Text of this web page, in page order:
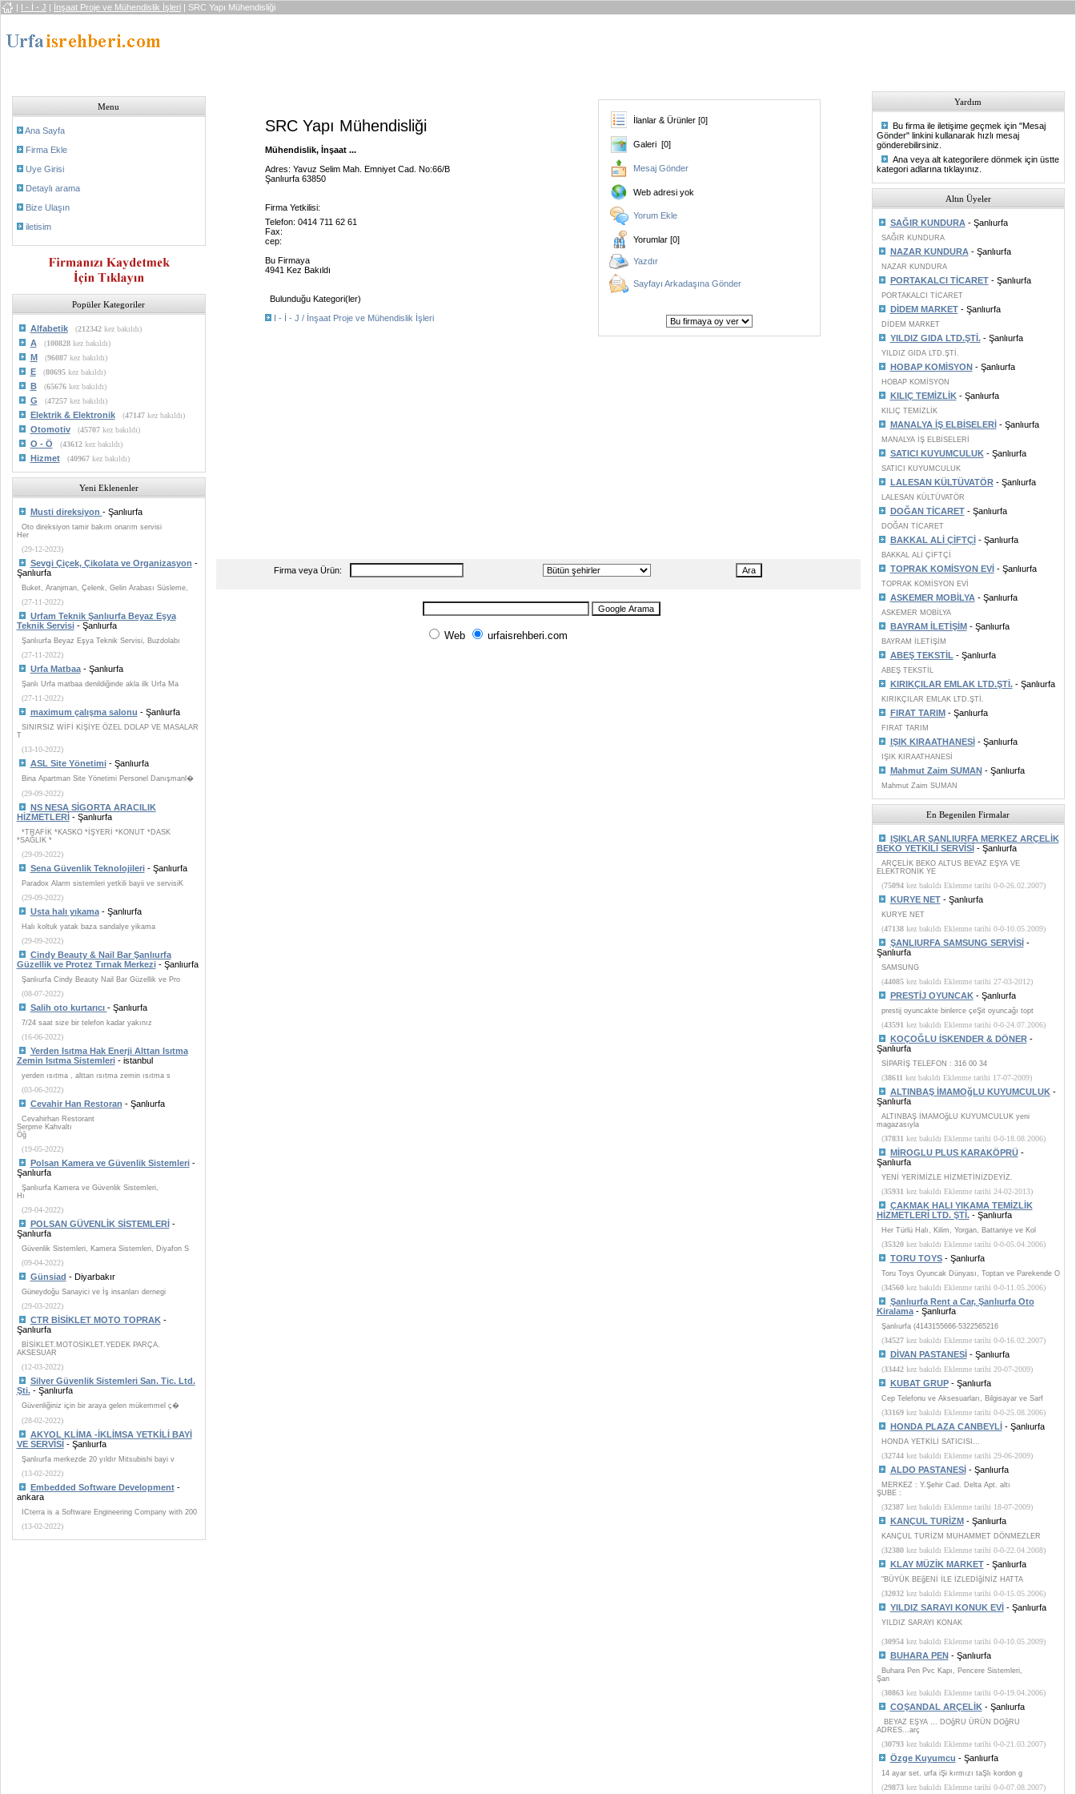
| I - İ - J | İnşaat Proje ve Mühendislik İşleri | SRC Yapı Mühendisliği
Menu
Ana Sayfa
Firma Ekle
Uye Girisi
Detaylı arama
Bize Ulaşın
iletisim
Popüler Kategoriler
Alfabetik (212342kez bakıldı)
A (100828kez bakıldı)
M (96087kez bakıldı)
E (80695kez bakıldı)
B (65676kez bakıldı)
G (47257kez bakıldı)
Elektrik & Elektronik (47147kez bakıldı)
Otomotiv (45707kez bakıldı)
O - Ö (43612kez bakıldı)
Hizmet (40967kez bakıldı)
Yeni Eklenenler
Musti direksiyon - Şanlıurfa
Oto direksiyon tamir bakım onarım servisi
Her
(29-12-2023)
Sevgi Çiçek, Çikolata ve Organizasyon -
Şanlıurfa
Buket, Aranjman, Çelenk, Gelin Arabası Süsleme,
(27-11-2022)
Urfam Teknik Şanlıurfa Beyaz Eşya
Teknik Servisi- Şanlıurfa
Şanlıurfa Beyaz Eşya Teknik Servisi, Buzdolabı
(27-11-2022)
Urfa Matbaa- Şanlıurfa
Şanlı Urfa matbaa denildiğinde akla ilk Urfa Ma
(27-11-2022)
maximum çalışma salonu - Şanlıurfa
SINIRSIZ WİFİ KİŞİYE ÖZEL DOLAP VE MASALAR
T
(13-10-2022)
ASL Site Yönetimi- Şanlıurfa
Bina Apartman Site Yönetimi Personel Danışmanl�
(29-09-2022)
NS NESA SİGORTA ARACILIK
HİZMETLERİ- Şanlıurfa
*TRAFİK *KASKO *İŞYERİ *KONUT *DASK
*SAĞLIK *
(29-09-2022)
Sena Güvenlik Teknolojileri- Şanlıurfa
Paradox Alarm sistemleri yetkili bayii ve servisiK
(29-09-2022)
Usta halı yıkama- Şanlıurfa
Halı koltuk yatak baza sandalye yikama
(29-09-2022)
Cindy Beauty & Nail Bar Şanlıurfa
Güzellik ve Protez Tırnak Merkezi- Şanlıurfa
Şanlıurfa Cindy Beauty Nail Bar Güzellik ve Pro
(08-07-2022)
Salih oto kurtarıcı - Şanlıurfa
7/24 saat size bir telefon kadar yakınız
(16-06-2022)
Yerden Isıtma Hak Enerji Alttan Isıtma
Zemin Isıtma Sistemleri- istanbul
yerden ısıtma , alttan ısıtma zemin ısıtma s
(03-06-2022)
Cevahir Han Restoran - Şanlıurfa
Cevahirhan Restorant
Serpme Kahvaltı
Öğ
(19-05-2022)
Polsan Kamera ve Güvenlik Sistemleri-
Şanlıurfa
Şanlıurfa Kamera ve Güvenlik Sistemleri,
Hı
(29-04-2022)
POLSAN GÜVENLİK SİSTEMLERİ-
Şanlıurfa
Güvenlik Sistemleri, Kamera Sistemleri, Diyafon S
(09-04-2022)
Günsiad - Diyarbakır
Güneydoğu Sanayici ve İş insanları dernegi
(29-03-2022)
CTR BİSİKLET MOTO TOPRAK-
Şanlıurfa
BİSİKLET.MOTOSİKLET.YEDEK PARÇA.
AKSESUAR
(12-03-2022)
Silver Güvenlik Sistemleri San. Tic. Ltd.
Şti.- Şanlıurfa
Güvenliğiniz için bir araya gelen mükemmel ç�
(28-02-2022)
AKYOL KLİMA -İKLİMSA YETKİLİ BAYİ
VE SERVİSİ- Şanlıurfa
Şanlıurfa merkezde 20 yıldır Mitsubishi bayi v
(13-02-2022)
Embedded Software Development-
ankara
ICterra is a Software Engineering Company with 200
(13-02-2022)
SRC Yapı Mühendisliği
Mühendislik, İnşaat ...
Adres: Yavuz Selim Mah. Emniyet Cad. No:66/B
Şanlıurfa 63850
Firma Yetkilisi:
Telefon: 0414 711 62 61
Fax:
cep:
Bu Firmaya
4941 Kez Bakıldı
Bulunduğu Kategori(ler)
I - İ - J / İnşaat Proje ve Mühendislik İşleri
İlanlar & Ürünler [0]
Galeri [0]
Mesaj Gönder
Web adresi yok
Yorum Ekle
Yorumlar [0]
Yazdır
Sayfayı Arkadaşına Gönder
Firma veya Ürün:
Web urfaisrehberi.com
Yardım
Bu firma ile iletişime geçmek için "Mesaj
Gönder" linkini kullanarak hızlı mesaj
gönderebilirsiniz.
Ana veya alt kategorilere dönmek için üstte
kategori adlarına tıklayınız.
Altın Üyeler
SAĞIR KUNDURA - Şanlıurfa
SAĞIR KUNDURA
NAZAR KUNDURA - Şanlıurfa
NAZAR KUNDURA
PORTAKALCI TİCARET- Şanlıurfa
PORTAKALCI TİCARET
DİDEM MARKET- Şanlıurfa
DİDEM MARKET
YILDIZ GIDA LTD.ŞTİ.- Şanlıurfa
YILDIZ GIDA LTD.ŞTİ.
HOBAP KOMİSYON- Şanlıurfa
HOBAP KOMİSYON
KILIÇ TEMİZLİK- Şanlıurfa
KILIÇ TEMİZLİK
MANALYA İŞ ELBİSELERİ- Şanlıurfa
MANALYA İŞ ELBİSELERİ
SATICI KUYUMCULUK- Şanlıurfa
SATICI KUYUMCULUK
LALESAN KÜLTÜVATÖR- Şanlıurfa
LALESAN KÜLTÜVATÖR
DOĞAN TİCARET- Şanlıurfa
DOĞAN TİCARET
BAKKAL ALİ ÇİFTÇİ- Şanlıurfa
BAKKAL ALİ ÇİFTÇİ
TOPRAK KOMİSYON EVİ- Şanlıurfa
TOPRAK KOMİSYON EVİ
ASKEMER MOBİLYA - Şanlıurfa
ASKEMER MOBİLYA
BAYRAM İLETİŞİM- Şanlıurfa
BAYRAM İLETİŞİM
ABEŞ TEKSTİL - Şanlıurfa
ABEŞ TEKSTİL
KIRIKÇILAR EMLAK LTD.ŞTİ.- Şanlıurfa
KIRIKÇILAR EMLAK LTD.ŞTİ.
FIRAT TARIM- Şanlıurfa
FIRAT TARIM
IŞIK KIRAATHANESİ- Şanlıurfa
IŞIK KIRAATHANESİ
Mahmut Zaim SUMAN- Şanlıurfa
Mahmut Zaim SUMAN
En Begenilen Firmalar
IŞIKLAR ŞANLIURFA MERKEZ ARÇELİK
BEKO YETKİLİ SERVİSİ- Şanlıurfa
ARÇELİK BEKO ALTUS BEYAZ EŞYA VE
ELEKTRONİK YE
(75094kez bakıldı Eklenme tarihi 0-0-26.02.2007)
KURYE NET- Şanlıurfa
KURYE NET
(47138kez bakıldı Eklenme tarihi 0-0-10.05.2009)
ŞANLIURFA SAMSUNG SERVİSİ-
Şanlıurfa
SAMSUNG
(44085kez bakıldı Eklenme tarihi 27-03-2012)
PRESTİJ OYUNCAK- Şanlıurfa
prestij oyuncakte binlerce çeŞit oyuncağı topt
(43591 kez bakıldı Eklenme tarihi 0-0-24.07.2006)
KOÇOĞLU İSKENDER & DÖNER-
Şanlıurfa
SİPARİŞ TELEFON : 316 00 34
(38611 kez bakıldı Eklenme tarihi 17-07-2009)
ALTINBAŞ İMAMOğLU KUYUMCULUK-
Şanlıurfa
ALTINBAŞ İMAMOğLU KUYUMCULUK yeni
magazasıyla
(37831 kez bakıldı Eklenme tarihi 0-0-18.08.2006)
MİROGLU PLUS KARAKÖPRÜ-
Şanlıurfa
YENİ YERİMİZLE HİZMETİNİZDEYİZ.
(35931 kez bakıldı Eklenme tarihi 24-02-2013)
ÇAKMAK HALI YIKAMA TEMİZLİK
HİZMETLERİ LTD. ŞTİ.- Şanlıurfa
Her Türlü Halı, Kilim, Yorgan, Battaniye ve Kol
(35320kez bakıldı Eklenme tarihi 0-0-05.04.2006)
TORU TOYS- Şanlıurfa
Toru Toys Oyuncak Dünyası, Toptan ve Parekende O
(34560kez bakıldı Eklenme tarihi 0-0-11.05.2006)
Şanlıurfa Rent a Car, Şanlıurfa Oto
Kiralama- Şanlıurfa
Şanlıurfa (4143155666-5322565216
(34527kez bakıldı Eklenme tarihi 0-0-16.02.2007)
DİVAN PASTANESİ- Şanlıurfa
(33442kez bakıldı Eklenme tarihi 20-07-2009)
KUBAT GRUP- Şanlıurfa
Cep Telefonu ve Aksesuarları, Bilgisayar ve Sarf
(33169kez bakıldı Eklenme tarihi 0-0-25.08.2006)
HONDA PLAZA CANBEYLİ- Şanlıurfa
HONDA YETKİLİ SATICISI...
(32744kez bakıldı Eklenme tarihi 29-06-2009)
ALDO PASTANESİ- Şanlıurfa
MERKEZ : Y.Şehir Cad. Delta Apt. altı
ŞUBE :
(32387kez bakıldı Eklenme tarihi 18-07-2009)
KANÇUL TURİZM- Şanlıurfa
KANÇUL TURİZM MUHAMMET DÖNMEZLER
(32380kez bakıldı Eklenme tarihi 0-0-22.04.2008)
KLAY MÜZİK MARKET- Şanlıurfa
"BÜYÜK BEğENİ İLE İZLEDİğİNİZ HATTA
(32032kez bakıldı Eklenme tarihi 0-0-15.05.2006)
YILDIZ SARAYI KONUK EVİ- Şanlıurfa
YILDIZ SARAYI KONAK
(30954kez bakıldı Eklenme tarihi 0-0-10.05.2009)
BUHARA PEN- Şanlıurfa
Buhara Pen Pvc Kapı, Pencere Sistemleri,
Şan
(30863kez bakıldı Eklenme tarihi 0-0-19.04.2006)
COŞANDAL ARÇELİK- Şanlıurfa
BEYAZ EŞYA ... DOğRU ÜRÜN DOğRU
ADRES...arç
(30793kez bakıldı Eklenme tarihi 0-0-21.03.2007)
Özge Kuyumcu - Şanlıurfa
14 ayar set, urfa iŞi kırmızı taŞlı kordon g
(29873kez bakıldı Eklenme tarihi 0-0-07.08.2007)